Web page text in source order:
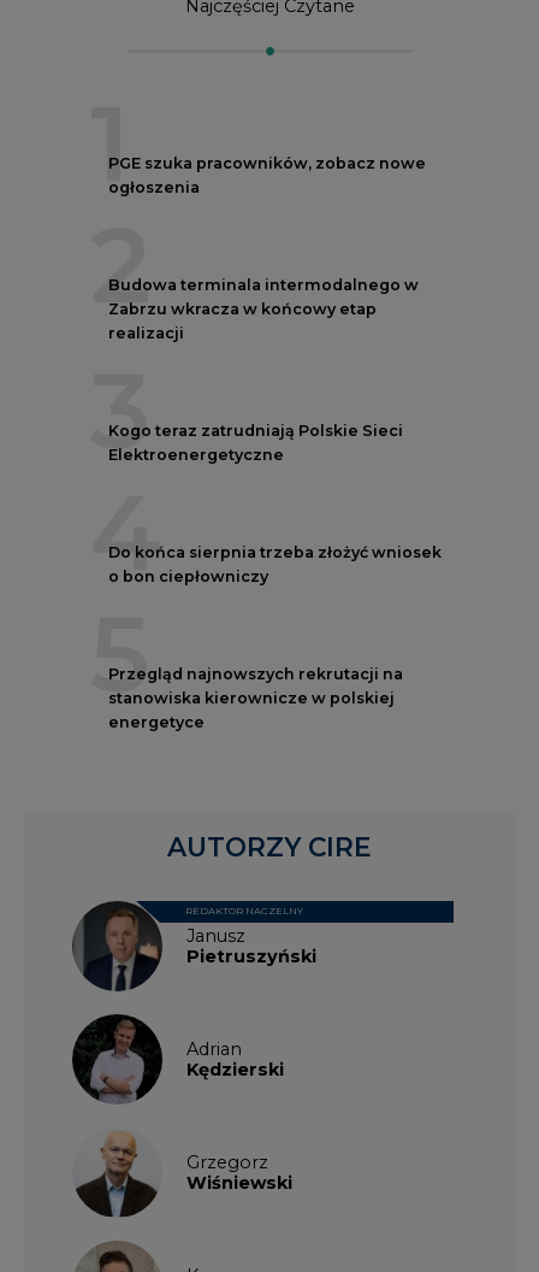
Najczęściej Czytane
1
PGE szuka pracowników, zobacz nowe
ogłoszenia
2
Budowa terminala intermodalnego w
Zabrzu wkracza w końcowy etap
realizacji
3
Kogo teraz zatrudniają Polskie Sieci
Elektroenergetyczne
4
Do końca sierpnia trzeba złożyć wniosek
o bon ciepłowniczy
5
Przegląd najnowszych rekrutacji na
stanowiska kierownicze w polskiej
energetyce
Janusz
Pietruszyński
REDAKTOR NACZELNY
Adrian
Kędzierski
Grzegorz
Wiśniewski
AUTORZY CIRE